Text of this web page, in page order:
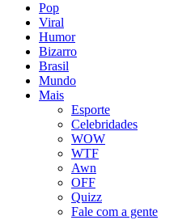
Pop
Viral
Humor
Bizarro
Brasil
Mundo
Mais
Esporte
Celebridades
WOW
WTF
Awn
OFF
Quizz
Fale com a gente